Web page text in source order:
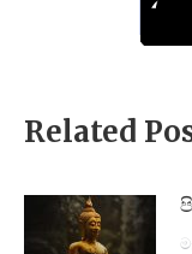
Related